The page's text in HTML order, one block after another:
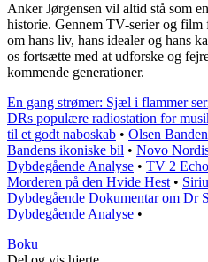
Anker Jørgensen vil altid stå som
historie. Gennem TV-serier og
om hans liv, hans idealer og hans
os fortsætte med at udforske og
kommende generationer.
En gang strømer: Sjæl i flammer
DRs populære radiostation for
til et godt naboskab • Olsen
Bandens ikoniske bil • Novo
Dybdegående Analyse • TV 2 Echo
Morderen på den Hvide Hest •
Dybdegående Dokumentar om Dr
Dybdegående Analyse •
Boku